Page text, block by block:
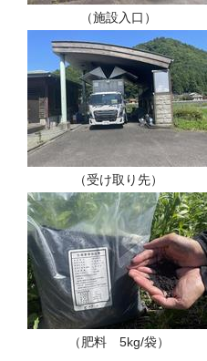
（施設入口）
（受け取り先）
（肥料 5kg/袋）